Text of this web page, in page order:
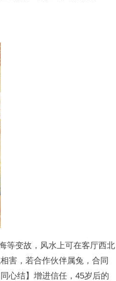
等变故，风水上可在客厅西北
害，若合作伙伴属兔，合同
心结】增进信任，45岁后的